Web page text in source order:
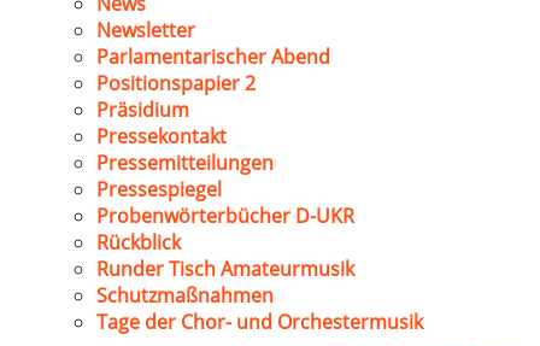
Newsletter
Parlamentarischer Abend
Positionspapier 2
Präsidium
Pressekontakt
Pressemitteilungen
Pressespiegel
Probenwörterbücher D-UKR
Rückblick
Runder Tisch Amateurmusik
Schutzmaßnahmen
Tage der Chor- und Orchestermusik